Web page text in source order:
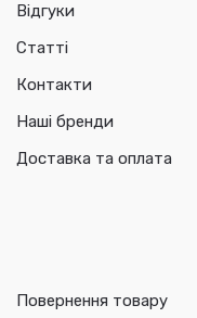
Відгуки
Статті
Контакти
Наші бренди
Доставка та оплата
Повернення товару